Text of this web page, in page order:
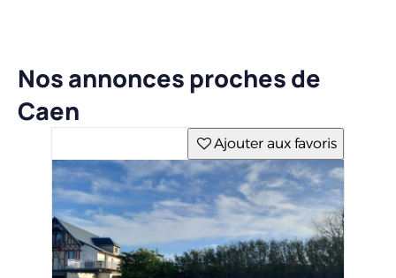
Nos annonces proches de
Caen
Ajouter aux favoris